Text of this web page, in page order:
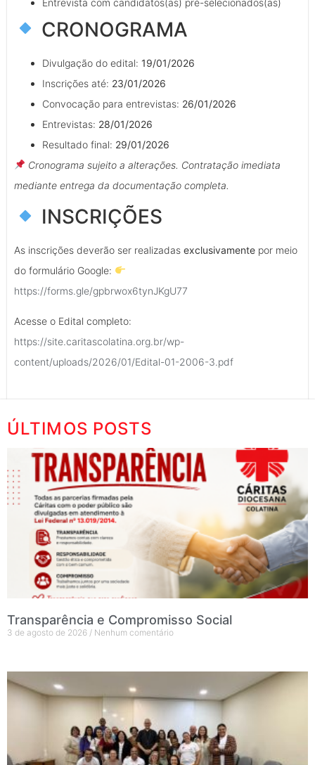
CRONOGRAMA
Divulgação do edital: 19/01/2026
Inscrições até: 23/01/2026
Convocação para entrevistas: 26/01/2026
Entrevistas: 28/01/2026
Resultado final: 29/01/2026
Cronograma sujeito a alterações. Contratação imediata
mediante entrega da documentação completa.
INSCRIÇÕES
As inscrições deverão ser realizadas exclusivamente por meio
do formulário Google:
https://forms.gle/gpbrwox6tynJKgU77
Acesse o Edital completo:
https://site.caritascolatina.org.br/wp-
content/uploads/2026/01/Edital-01-2006-3.pdf
ÚLTIMOS POSTS
Transparência e Compromisso Social
3 de agosto de 2026 Nenhum comentário